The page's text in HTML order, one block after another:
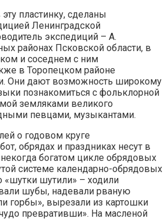
пластинку, сделаны
Ленинградской
экспедиций – А.
районах Псковской области, в
и соседнем с ним
в Торопецком районе
Они дают возможность широкому
познакомиться с фольклорной
земляками великого
певцами, музыкантами.
о годовом круге
обрядах и праздниках несут в
богатом цикле обрядовых
системе календарно-обрядовых
«шутки шутили» – ходили
шубы, надевали рваную
горбы», вырезали из картошки
превративши». На масленой